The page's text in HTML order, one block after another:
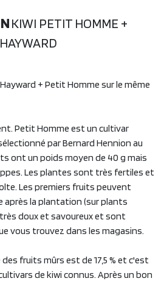
KIWI PETIT HOMME +
HAYWARD
+ Petit Homme sur le même
Petit Homme est un cultivar
par Bernard Hennion au
ont un poids moyen de 40 g mais
Les plantes sont très fertiles et
Les premiers fruits peuvent
après la plantation (sur plants
doux et savoureux et sont
vous trouvez dans les magasins.
fruits mûrs est de 17,5 % et c'est
de kiwi connus. Après un bon